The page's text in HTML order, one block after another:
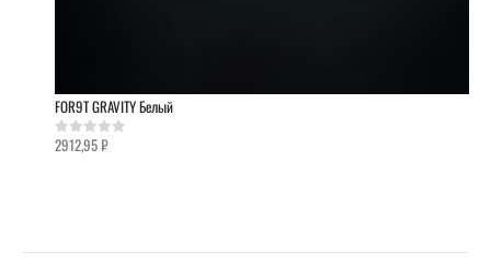
FOR9T GRAVITY Белый
0out of 5
2912,95₽